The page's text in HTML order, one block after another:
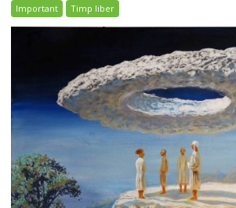
Important Timp liber